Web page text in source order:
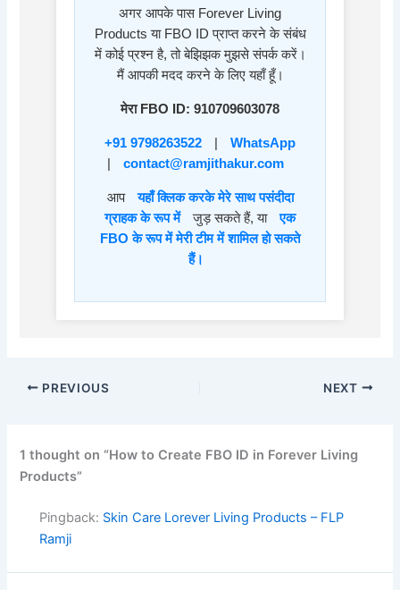
अगर आपके पास Forever Living
Products या FBO ID प्राप्त करने के संबंध
में कोई प्रश्न है, तो बेझिझक मुझसे संपर्क करें।
मैं आपकी मदद करने के लिए यहाँ हूँ।
मेरा FBO ID: 910709603078
+91 9798263522
WhatsApp
contact@ramjithakur.com
आप
यहाँ क्लिक करके मेरे साथ पसंदीदा
ग्राहक के रूप में
जुड़ सकते हैं, या
एक
FBO के रूप में मेरी टीम में शामिल हो सकते
हैं।
PREVIOUS NEXT
1 thought on “How to Create FBO ID in Forever Living
Products”
Pingback: Skin Care Lorever Living Products – FLP
Ramji